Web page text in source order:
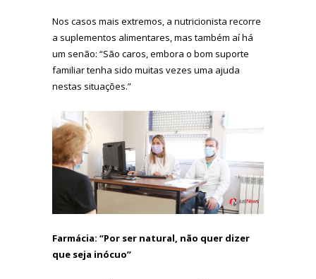
Nos casos mais extremos, a nutricionista recorre
a suplementos alimentares, mas também aí há
um senão: “São caros, embora o bom suporte
familiar tenha sido muitas vezes uma ajuda
nestas situações.”
Farmácia: “Por ser natural, não quer dizer
que seja inócuo”